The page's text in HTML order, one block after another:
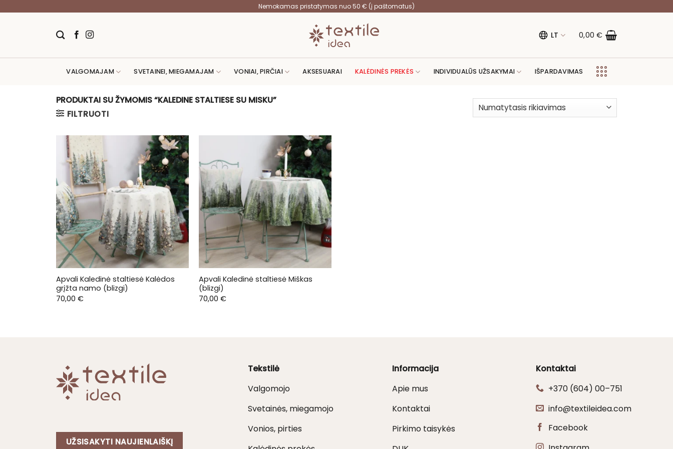
Nemokamas pristatymas nuo 50 € (į paštomatus)
LT 0,00€
VALGOMAJAM SVETAINEI, MIEGAMAJAM VONIAI, PIRČIAI AKSESUARAI KALĖDINĖS PREKĖS INDIVIDUALŪS UŽSAKYMAI IŠPARDAVIMAS
PRODUKTAI SU ŽYMOMIS “KALEDINE STALTIESE SU MISKU”
FILTRUOTI
Apvali Kaledinė staltiesė Kalėdos
grįžta namo (blizgi)
70,00 €
Apvali Kaledinė staltiesė Miškas
(blizgi)
70,00 €
UŽSISAKYTI NAUJIENLAIŠKĮ
Tekstilė
Valgomojo
Svetainės, miegamojo
Vonios, pirties
Informacija
Apie mus
Kontaktai
Pirkimo taisykės
Kontaktai
+370 (604) 00–751
info@textileidea.com
Facebook